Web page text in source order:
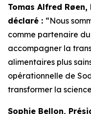
Tomas Alfred Røen,
déclaré : “Nous
comme partenaire
accompagner la
alimentaires plus
opérationnelle de
transformer la
Sophie Bellon,